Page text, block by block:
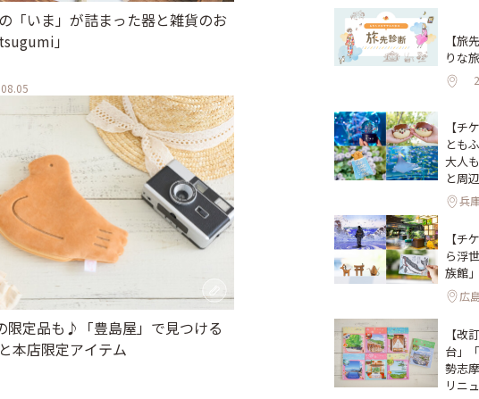
「いま」が詰まった器と雑貨のお
」
限定品も♪「豊島屋」で見つける
本店限定アイテム
【旅
りな
【チ
とも
大人
と周
兵
【チ
ら浮
族館
広
【改
台」
勢志
リニ